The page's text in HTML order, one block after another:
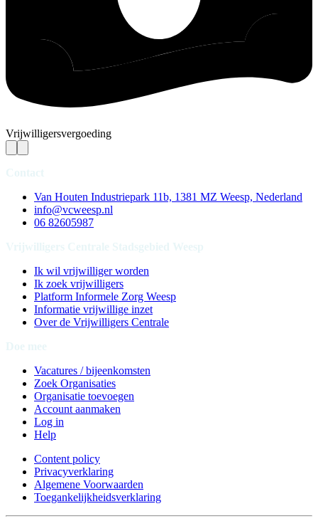
Vrijwilligersvergoeding
Van Houten Industriepark 11b, 1381 MZ Weesp, Nederland
info@vcweesp.nl
06 82605987
Ik wil vrijwilliger worden
Ik zoek vrijwilligers
Platform Informele Zorg Weesp
Informatie vrijwillige inzet
Over de Vrijwilligers Centrale
Vacatures / bijeenkomsten
Zoek Organisaties
Organisatie toevoegen
Account aanmaken
Log in
Help
Content policy
Privacyverklaring
Algemene Voorwaarden
Toegankelijkheidsverklaring